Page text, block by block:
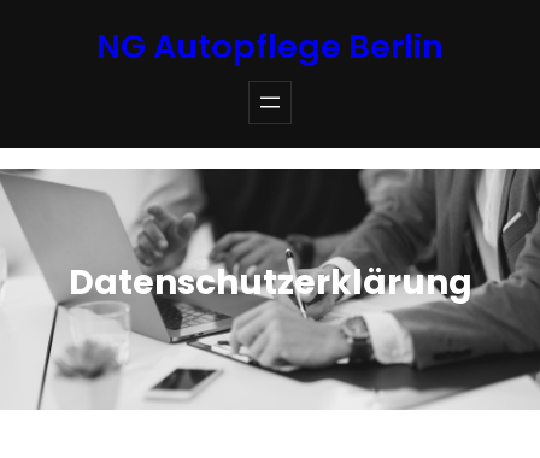
NG Autopflege Berlin
Datenschutzerklärung